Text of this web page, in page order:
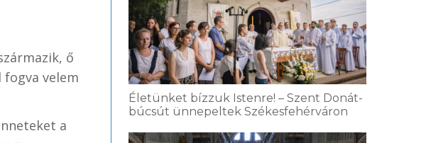
ő
velem
a
Életünket bízzuk Istenre! – Szent Donát-
búcsút ünnepeltek Székesfehérváron